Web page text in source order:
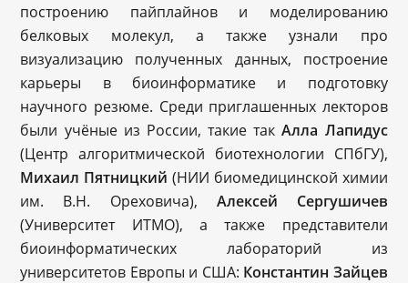
построению пайплайнов и моделированию
белковых молекул, а также узнали про
визуализацию полученных данных, построение
карьеры в биоинформатике и подготовку
научного резюме. Среди приглашенных лекторов
были учёные из России, такие такАлла Лапидус
(Центр алгоритмической биотехнологии СПбГУ),
Михаил Пятницкий (НИИ биомедицинской химии
им. В.Н. Ореховича), Алексей Сергушичев
(Университет ИТМО), а также представители
биоинформатических лабораторий из
университетов Европы и США: Константин Зайцев